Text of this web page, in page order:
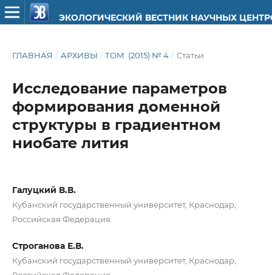
ЭКОЛОГИЧЕСКИЙ ВЕСТНИК НАУЧНЫХ
ГЛАВНАЯ / АРХИВЫ / ТОМ (2015) № 4 / Статьи
Исследование параметров
формирования доменной
структуры в градиентном
ниобате лития
Галуцкий В.В.
Кубанский государственный университет, Краснодар,
Российская Федерация
Строганова Е.В.
Кубанский государственный университет, Краснодар,